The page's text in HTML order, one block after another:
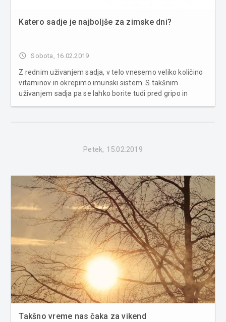
Katero sadje je najboljše za zimske dni?
access_time Sobota, 16.02.2019
Z rednim uživanjem sadja, v telo vnesemo veliko količino
vitaminov in okrepimo imunski sistem. S takšnim
uživanjem sadja pa se lahko borite tudi pred gripo in
Petek, 15.02.2019
Takšno vreme nas čaka za vikend